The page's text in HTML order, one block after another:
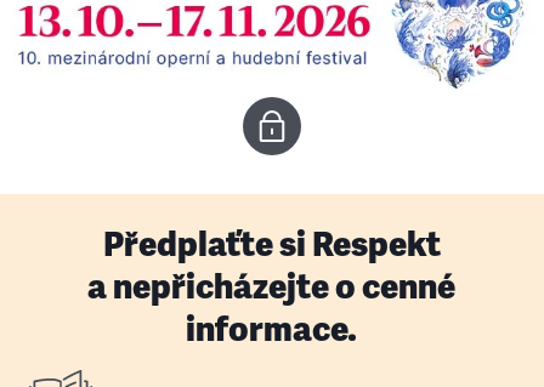
Předplaťte si Respekt
a nepřicházejte o cenné
informace.